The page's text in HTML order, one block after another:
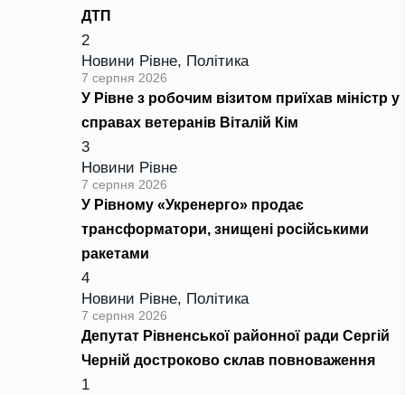
ДТП
2
Новини Рівне, Політика
7 серпня 2026
У Рівне з робочим візитом приїхав міністр у
справах ветеранів Віталій Кім
3
Новини Рівне
7 серпня 2026
У Рівному «Укренерго» продає
трансформатори, знищені російськими
ракетами
4
Новини Рівне, Політика
7 серпня 2026
Депутат Рівненської районної ради Сергій
Черній достроково склав повноваження
1